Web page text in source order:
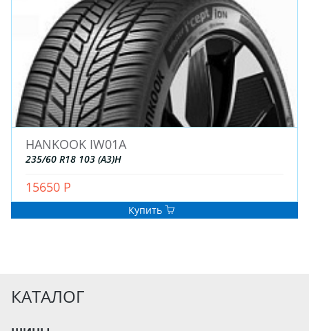
HANKOOK IW01A
235/60 R18 103 (A3)H
15650 Р
Купить
КАТАЛОГ